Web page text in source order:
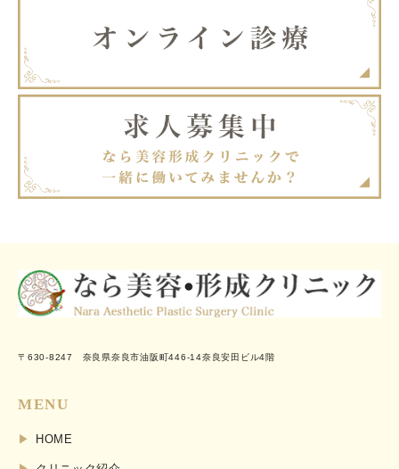
〒630-8247 奈良県奈良市油阪町446-14奈良安田ビル4階
MENU
HOME